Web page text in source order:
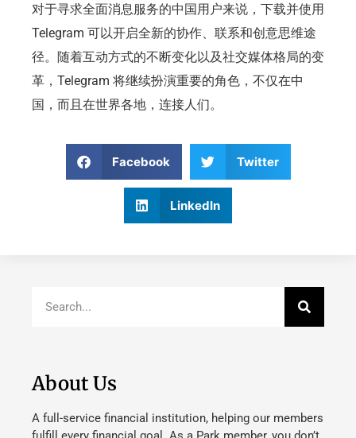
对于寻求全面消息服务的中国用户来说，下载并使用
Telegram 可以开启全新的协作、联系和创意思维途
径。随着互动方式的不断变化以及社交媒体格局的变
革，Telegram 将继续扮演重要的角色，不仅在中
国，而且在世界各地，连接人们。
Facebook Twitter
LinkedIn
About Us
A full-service financial institution, helping our members